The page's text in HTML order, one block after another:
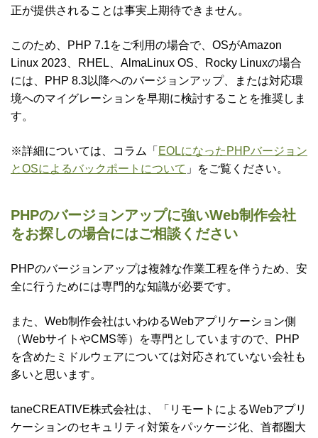
正が提供されることは事実上期待できません。
このため、PHP 7.1をご利用の場合で、OSがAmazon
Linux 2023、RHEL、AlmaLinux OS、Rocky Linuxの場合
には、PHP 8.3以降へのバージョンアップ、または対応環
境へのマイグレーションを早期に検討することを推奨しま
す。
※詳細については、コラム「 EOLになったPHPバージョン
とOSによるバックポートについて 」をご覧ください。
PHPのバージョンアップに強いWeb制作会社
をお探しの場合にはご相談ください
PHPのバージョンアップは複雑な作業工程を伴うため、安
全に行うためには専門的な知識が必要です。
また、Web制作会社はいわゆるWebアプリケーション側
（WebサイトやCMS等）を専門としていますので、PHP
を含めたミドルウェアについては対応されていない会社も
多いと思います。
taneCREATIVE株式会社は、「リモートによるWebアプリ
ケーションのセキュリティ対策をパッケージ化、首都圏大